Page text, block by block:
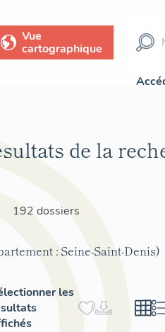
Vue
cartographique
de la
192 dossiers
: Seine-Saint-Denis)
les